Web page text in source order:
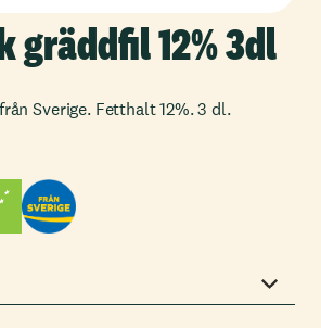
gräddfil 12% 3dl
Sverige. Fetthalt 12%. 3 dl.